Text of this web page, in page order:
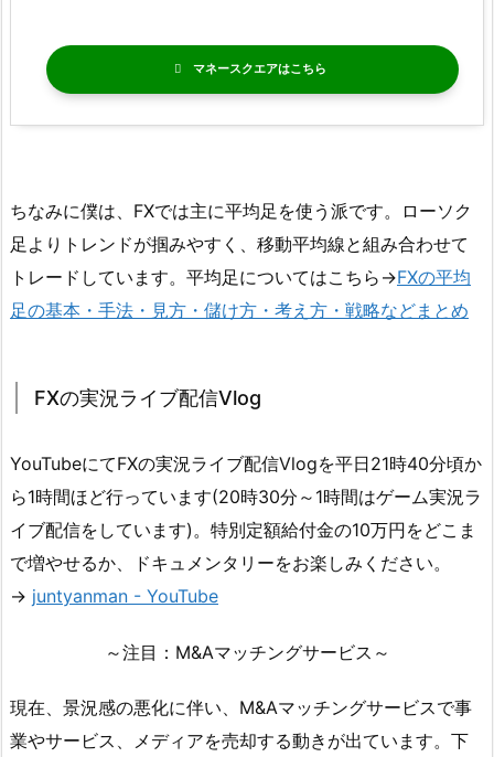
マネースクエア
ちなみに僕は、FXでは主に平均足を使う派です。ローソク
足よりトレンドが掴みやすく、移動平均線と組み合わせて
トレードしています。平均足についてはこちら→FXの平均
足の基本・手法・見方・儲け方・考え方・戦略などまとめ
FXの実況ライブ配信Vlog
YouTubeにてFXの実況ライブ配信Vlogを平日21時40分頃か
ら1時間ほど行っています(20時30分～1時間はゲーム実況ラ
イブ配信をしています)。特別定額給付金の10万円をどこま
で増やせるか、ドキュメンタリーをお楽しみください。
→ juntyanman - YouTube
～注目：M&Aマッチングサービス～
現在、景況感の悪化に伴い、M&Aマッチングサービスで事
業やサービス、メディアを売却する動きが出ています。下